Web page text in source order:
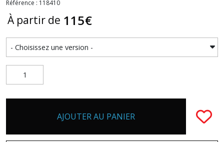
Référence : 118410
À partir de 115€
AJOUTER AU PANIER